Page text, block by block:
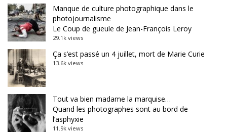
Manque de culture photographique dans le
photojournalisme
Le Coup de gueule de Jean-François Leroy
29.1k views
Ça s’est passé un 4 juillet, mort de Marie Curie
13.6k views
Tout va bien madame la marquise…
Quand les photographes sont au bord de
l’asphyxie
11.9k views